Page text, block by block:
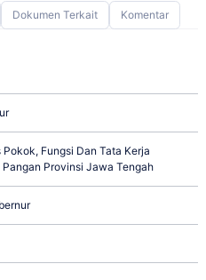
Dokumen Terkait Komentar
Fungsi Dan Tata Kerja
Provinsi Jawa Tengah